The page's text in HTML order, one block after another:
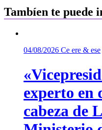
Tambíen te puede
04/08/2026 Ce ere & ese
experto en
cabeza de